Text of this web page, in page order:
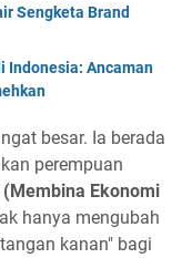
Sengketa Brand
Indonesia: Ancaman
besar. Ia berada
perempuan
Ekonomi
hanya mengubah
kanan" bagi